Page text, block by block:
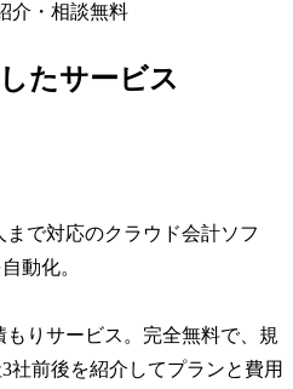
介・相談無料
たサービス
で対応のクラウド会計ソフ
動化。
もりサービス。完全無料で、規
社前後を紹介してプランと費用